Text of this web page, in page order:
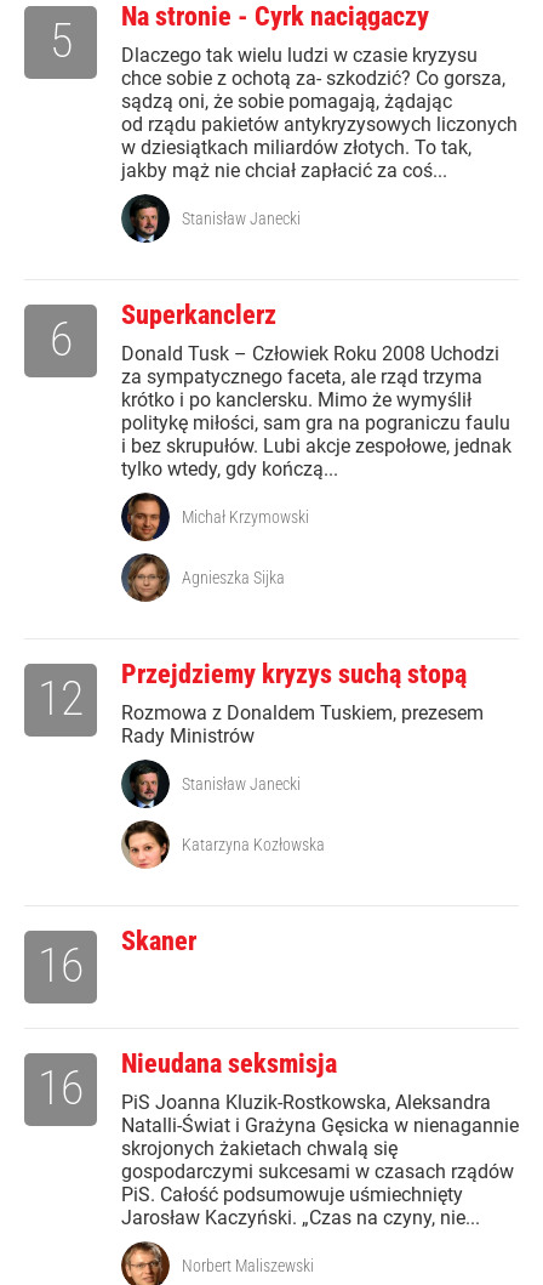
Na stronie - Cyrk naciągaczy
Dlaczego tak wielu ludzi w czasie kryzysu
chce sobie z ochotą za- szkodzić? Co gorsza,
sądzą oni, że sobie pomagają, żądając
od rządu pakietów antykryzysowych liczonych
w dziesiątkach miliardów złotych. To tak,
jakby mąż nie chciał zapłacić za coś...
5
Stanisław Janecki
Superkanclerz
Donald Tusk – Człowiek Roku 2008 Uchodzi
za sympatycznego faceta, ale rząd trzyma
krótko i po kanclersku. Mimo że wymyślił
politykę miłości, sam gra na pograniczu faulu
i bez skrupułów. Lubi akcje zespołowe, jednak
tylko wtedy, gdy kończą...
6
Michał Krzymowski
Agnieszka Sijka
Przejdziemy kryzys suchą stopą
Rozmowa z Donaldem Tuskiem, prezesem
Rady Ministrów
12
Stanisław Janecki
Katarzyna Kozłowska
Skaner
16
Nieudana seksmisja
PiS Joanna Kluzik-Rostkowska, Aleksandra
Natalli-Świat i Grażyna Gęsicka w nienagannie
skrojonych żakietach chwalą się
gospodarczymi sukcesami w czasach rządów
PiS. Całość podsumowuje uśmiechnięty
Jarosław Kaczyński. „Czas na czyny, nie...
16
Norbert Maliszewski